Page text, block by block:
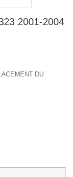
2001-2004
DU